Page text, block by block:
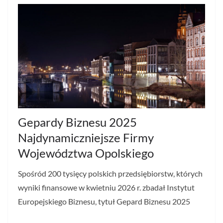
Gepardy Biznesu 2025
Najdynamiczniejsze Firmy
Województwa Opolskiego
Spośród 200 tysięcy polskich przedsiębiorstw, których
wyniki finansowe w kwietniu 2026 r. zbadał Instytut
Europejskiego Biznesu, tytuł Gepard Biznesu 2025